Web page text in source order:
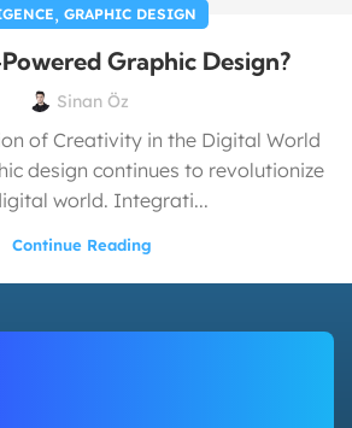
, GRAPHIC DESIGN
Graphic Design?
Sinan Öz
of Creativity in the Digital World
design continues to revolutionize
world. Integrati...
Continue Reading